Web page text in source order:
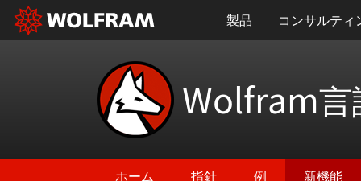
製品 コンサルティ
Wolfram言
ホーム 指針 例 新機能